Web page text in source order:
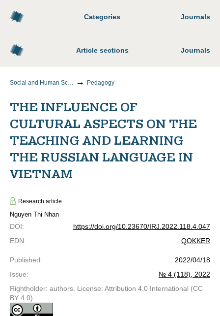
Categories Journals
Article sections Journals
Social and Human Sciences Pedagogy
THE INFLUENCE OF
CULTURAL ASPECTS ON THE
TEACHING AND LEARNING
THE RUSSIAN LANGUAGE IN
VIETNAM
Research article
Nguyen Thi Nhan
DOI:
https://doi.org/10.23670/IRJ.2022.118.4.047
EDN: QOKKER
Published:
2022/04/18
Issue:
№ 4 (118), 2022
Rightholder: authors. License: Attribution 4.0 International (CC
BY 4.0)